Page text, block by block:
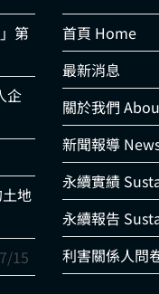
第
企
地
15
首頁 Home
最新消息
關於我們
新聞報導
永續實績
永續報告
利害關係人問